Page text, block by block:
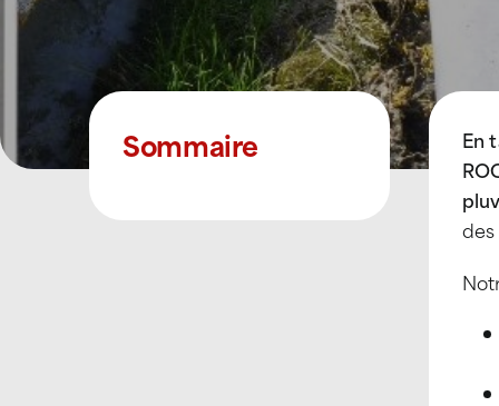
Sommaire
En